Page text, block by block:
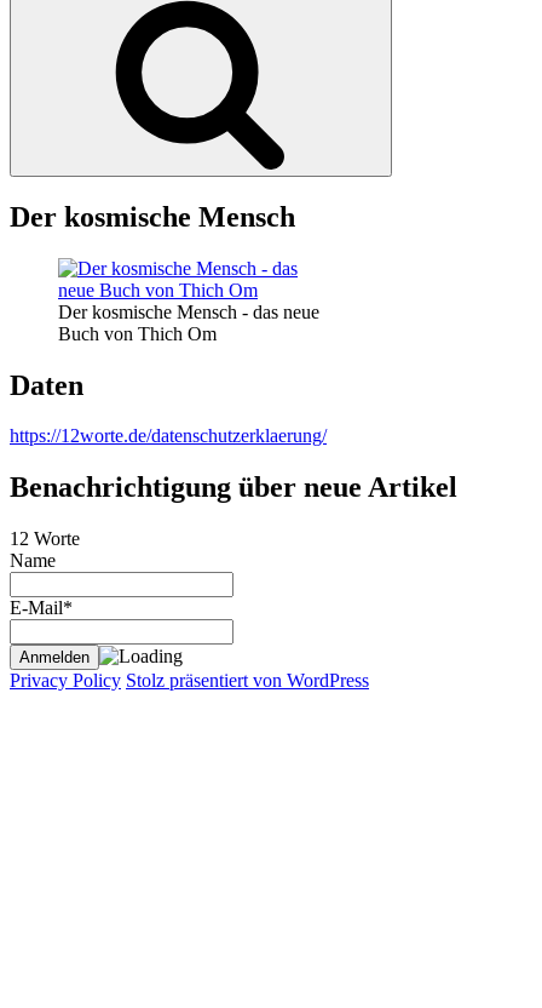
Der kosmische Mensch
Der kosmische Mensch - das neue
Buch von Thich Om
Daten
https://12worte.de/datenschutzerklaerung/
Benachrichtigung über neue Artikel
12 Worte
Name
E-Mail*
Privacy Policy Stolz präsentiert von WordPress